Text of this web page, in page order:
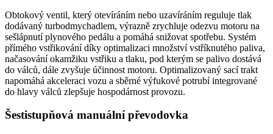
Obtokový ventil, který otevíráním nebo uzavíráním reguluje tlak
dodávaný turbodmychadlem, výrazně zrychluje odezvu motoru na
sešlápnutí plynového pedálu a pomáhá snižovat spotřebu. Systém
přímého vstřikování díky optimalizaci množství vstříknutého paliva,
načasování okamžiku vstřiku a tlaku, pod kterým se palivo dostává
do válců, dále zvyšuje účinnost motoru. Optimalizovaný sací trakt
napomáhá akceleraci vozu a sběrné výfukové potrubí integrované
do hlavy válců zlepšuje hospodárnost provozu.
Šestistupňová manuální převodovka